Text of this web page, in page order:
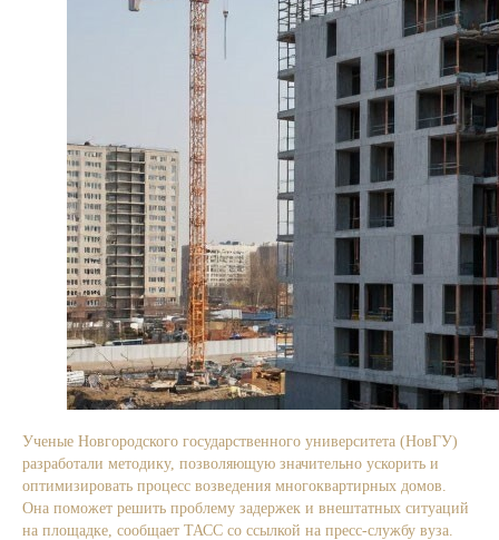
Ученые Новгородского государственного университета (НовГУ)
разработали методику, позволяющую значительно ускорить и
оптимизировать процесс возведения многоквартирных домов.
Она поможет решить проблему задержек и внештатных ситуаций
на площадке, сообщает ТАСС со ссылкой на пресс-службу вуза.